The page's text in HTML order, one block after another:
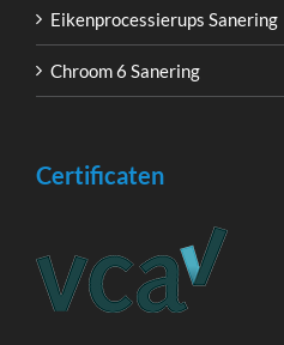
Eikenprocessierups Sanering
Chroom 6 Sanering
Certificaten